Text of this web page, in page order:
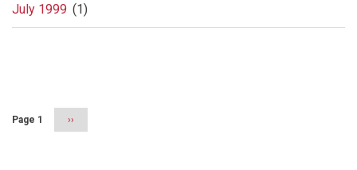
July 1999 (1)
Page 1
Next
page
››